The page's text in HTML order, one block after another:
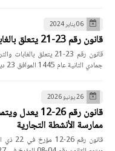
06 يناير 2024
قانون رقم 23-21 يتعلق بالغابات والثروات الغابية PDF
جمادي الثانية عام 1445 الموافق 23 ديسم…
26 يونيو 2026
ممارسة الأنشطة التجارية